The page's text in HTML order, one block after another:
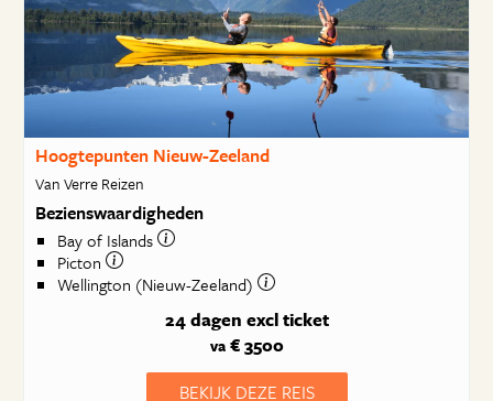
Hoogtepunten Nieuw-Zeeland
Van Verre Reizen
Bezienswaardigheden
Bay of Islands
Picton
Wellington (Nieuw-Zeeland)
24 dagen excl ticket
va€ 3500
BEKIJK DEZE REIS